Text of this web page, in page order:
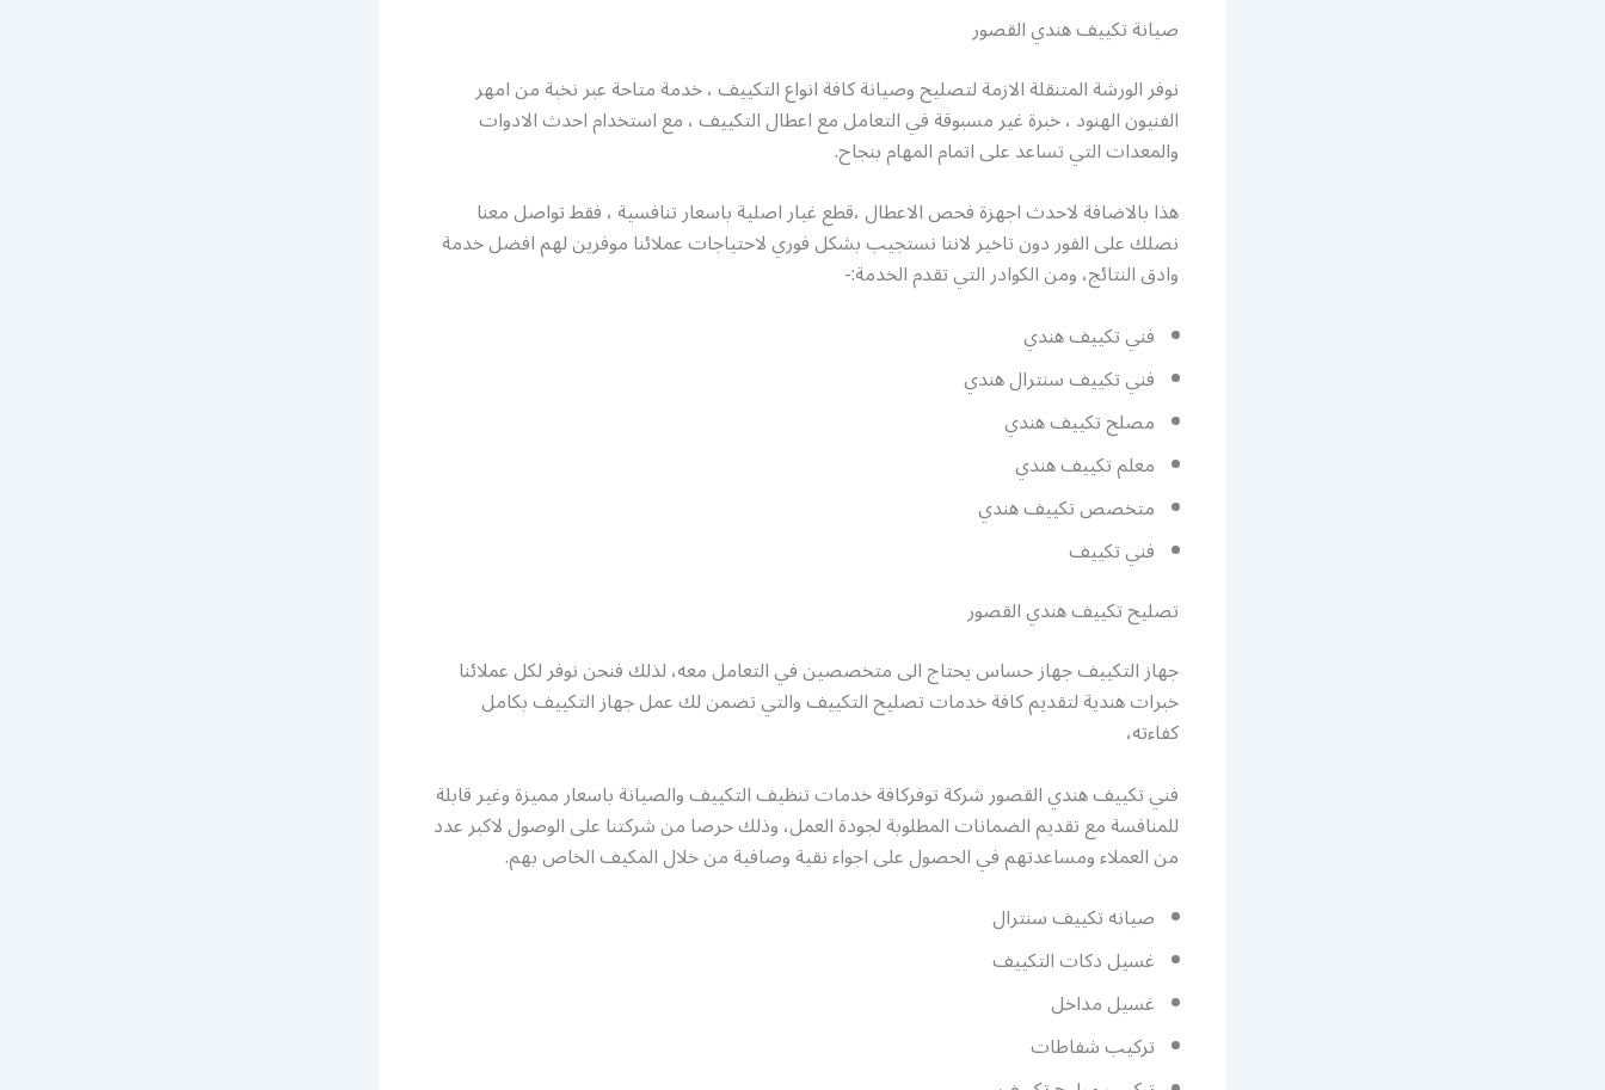
صيانة تكييف هندي القصور
نوفر الورشة المتنقلة الازمة لتصليح وصيانة كافة انواع التكييف ، خدمة متاحة عبر نخبة من امهر
الفنيون الهنود ، خبرة غير مسبوقة في التعامل مع اعطال التكييف ، مع استخدام احدث الادوات
والمعدات التي تساعد على اتمام المهام بنجاح.
هذا بالاضافة لاحدث اجهزة فحص الاعطال ،قطع غيار اصلية باسعار تنافسية ، فقط تواصل معنا
نصلك على الفور دون تاخير لاننا نستجيب بشكل فوري لاحتياجات عملائنا موفرين لهم افضل خدمة
وادق النتائج، ومن الكوادر التي تقدم الخدمة:-
فني تكييف هندي
فني تكييف سنترال هندي
مصلح تكييف هندي
معلم تكييف هندي
متخصص تكييف هندي
فني تكييف
تصليح تكييف هندي القصور
جهاز التكييف جهاز حساس يحتاج الى متخصصين في التعامل معه، لذلك فنحن نوفر لكل عملائنا
خبرات هندية لتقديم كافة خدمات تصليح التكييف والتي تضمن لك عمل جهاز التكييف بكامل
كفاءته،
فني تكييف هندي القصور شركة توفركافة خدمات تنظيف التكييف والصيانة باسعار مميزة وغير قابلة
للمنافسة مع تقديم الضمانات المطلوبة لجودة العمل، وذلك حرصا من شركتنا على الوصول لاكبر عدد
من العملاء ومساعدتهم في الحصول على اجواء نقية وصافية من خلال المكيف الخاص بهم.
صيانه تكييف سنترال
غسيل دكات التكييف
غسيل مداخل
تركيب شفاطات